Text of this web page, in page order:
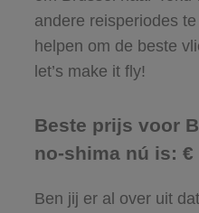
andere reisperiodes
helpen om de beste
let’s make it fly!
Beste prijs voor
no-shima nú is: €
Ben jij er al over uit